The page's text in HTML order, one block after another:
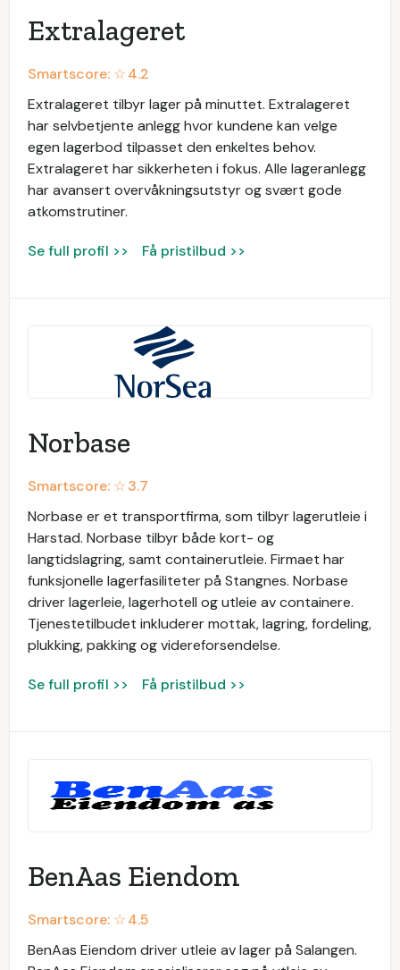
Extralageret
Smartscore: ☆4.2
Extralageret tilbyr lager på minuttet. Extralageret
har selvbetjente anlegg hvor kundene kan velge
egen lagerbod tilpasset den enkeltes behov.
Extralageret har sikkerheten i fokus. Alle lageranlegg
har avansert overvåkningsutstyr og svært gode
atkomstrutiner.
Se full profil >> Få pristilbud >>
Norbase
Smartscore: ☆3.7
Norbase er et transportfirma, som tilbyr lagerutleie i
Harstad. Norbase tilbyr både kort- og
langtidslagring, samt containerutleie. Firmaet har
funksjonelle lagerfasiliteter på Stangnes. Norbase
driver lagerleie, lagerhotell og utleie av containere.
Tjenestetilbudet inkluderer mottak, lagring, fordeling,
plukking, pakking og videreforsendelse.
Se full profil >> Få pristilbud >>
BenAas Eiendom
Smartscore: ☆4.5
BenAas Eiendom driver utleie av lager på Salangen.